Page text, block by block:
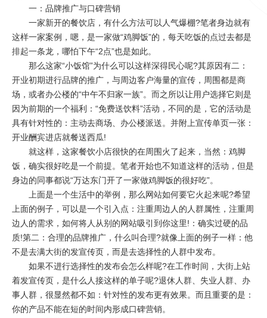
一：品牌推广与口碑营销
一家新开的餐饮店，有什么方法可以人气爆棚?笔者身边就有
这样一家案例，嗯，是一家做“鸡脚饭”的，每天吃饭的点过去都是
排起一条龙，哪怕下午“2点”也是如此。
那么这家“小饭馆”为什么可以这样深得民心呢?其原因有二：
开业初期进行品牌的推广，与周边客户海量的宣传，周围都是商
场，或者办公楼的“中午不归家一族”。而之所以让用户选择它则是
因为前期的一个福利：“免费送饮料”活动，不同的是，它的活动是
具有针对性的：主动去商场、办公楼派送。并附上宣传单页一张：
开业酬宾进店就餐送西瓜!
就这样，这家餐饮小店很快的在周围火了起来，当然：鸡脚
饭，确实很好吃是一个前提。笔者开始也不知道这样的活动，但是
身边的同事都说“万达东门开了一家做鸡脚饭的很好吃”。
上面是一个生活中的举例，那么网站如何要它火起来呢?希望
上面的例子，可以是一个引入点：注重周边人的人群属性，注重周
边人的需求，如何将人从别的网站吸引到你这里!：确实过硬的品
质!第二：合理的品牌推广，什么叫合理?就像上面的例子一样：他
不是去满大街的发宣传页，而是去选择性的人群中发布。
如果不进行选择性的发布会怎么样呢?在工作时间，大街上站
着发宣传页，是什么人接这样的单子呢?退休人群、失业人群、办
事人群，很显然都不如：针对性的发布更有效果。而且重要的是：
你的产品不能在短的时间内形成口碑营销。